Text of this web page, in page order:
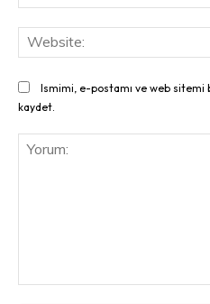
Ismimi, e-postamı ve web sitemi
kaydet.